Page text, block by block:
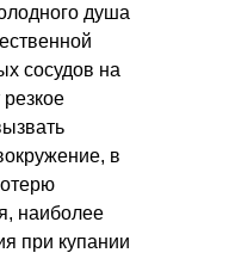
душа
сосудов на
в
наиболее
при купании